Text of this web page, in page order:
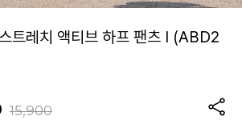
트레치 액티브 하프 팬츠 I (ABD2
15,900